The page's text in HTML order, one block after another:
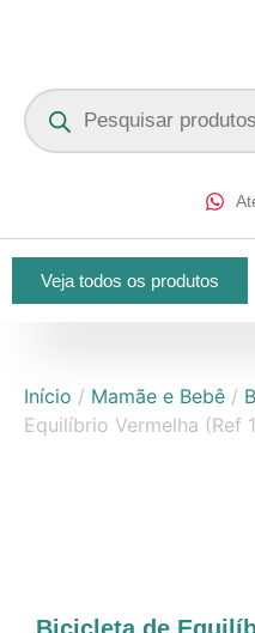
Veja todos os produtos
Início / Mamãe e Bebê /
Equilíbrio Vermelha (Ref